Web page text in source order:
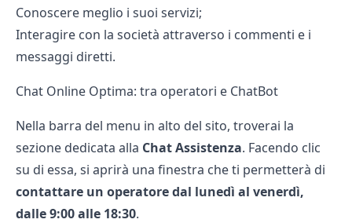
Conoscere meglio i suoi servizi;
Interagire con la società attraverso i commenti e i
messaggi diretti.
Chat Online Optima: tra operatori e ChatBot
Nella barra del menu in alto del sito, troverai la
sezione dedicata alla Chat Assistenza. Facendo clic
su di essa, si aprirà una finestra che ti permetterà di
contattare un operatore dal lunedì al venerdì,
dalle 9:00 alle 18:30.